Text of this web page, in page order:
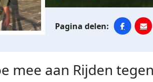
mee aan Rijden